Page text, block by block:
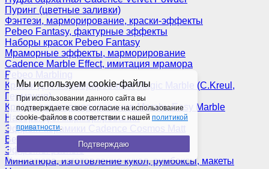
Пуринг (цветные заливки)
Фэнтези, марморирование, краски-эффекты
Pebeo Fantasy, фактурные эффекты
Наборы красок Pebeo Fantasy
Мраморные эффекты, марморирование
Cadence Marble Effect, имитация мрамора
Pebeo Marbling
Краски для марморирования Magic Marble (C.Kreul,
Германия)
Краски для марморирования Marabu Easy Marble
Наборы для марморирования
Эффект керамики Cadence Cosmos Matt
Венецианская штукатурка
Эффекты разные
Миниатюра, изготовление кукол, румбоксы, макеты
Мы используем cookie-файлы
При использовании данного сайта вы
подтверждаете свое согласие на использование
cookie-файлов в соответствии с нашей политикой
приватности.
Подтверждаю